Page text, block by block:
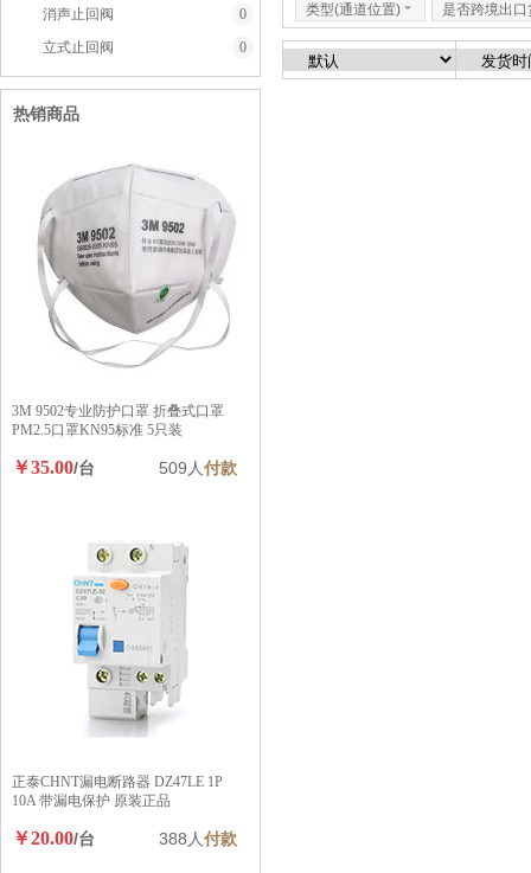
类型(通道位置) 6 是否跨境出口
消声止回阀
0
立式止回阀
0
热销商品
3M 9502专业防护口罩 折叠式口罩
PM2.5口罩KN95标准 5只装
￥35.00/台 509人付款
正泰CHNT漏电断路器 DZ47LE 1P
10A 带漏电保护 原装正品
￥20.00/台 388人付款